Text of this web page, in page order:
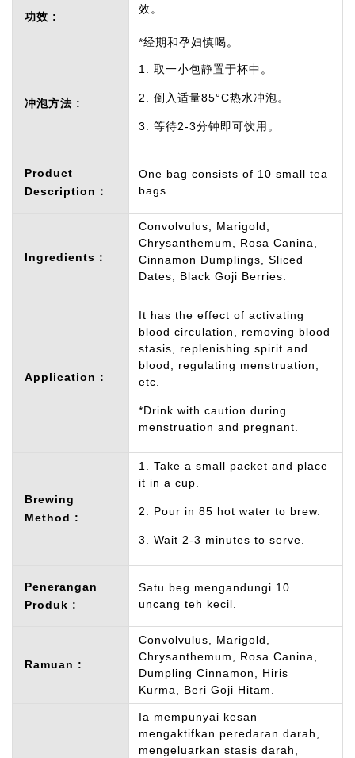
功效 :
效。
*经期和孕妇慎喝。
冲泡方法 :
1. 取一小包静置于杯中。
2. 倒入适量85°C热水冲泡。
3. 等待2-3分钟即可饮用。
Product
Description：
One bag consists of 10 small tea
bags.
Ingredients：
Convolvulus, Marigold,
Chrysanthemum, Rosa Canina,
Cinnamon Dumplings, Sliced
Dates, Black Goji Berries.
Application：
It has the effect of activating
blood circulation, removing blood
stasis, replenishing spirit and
blood, regulating menstruation,
etc.
*Drink with caution during
menstruation and pregnant.
Brewing
Method :
1. Take a small packet and place
it in a cup.
2. Pour in 85 hot water to brew.
3. Wait 2-3 minutes to serve.
Penerangan
Produk :
Satu beg mengandungi 10
uncang teh kecil.
Ramuan :
Convolvulus, Marigold,
Chrysanthemum, Rosa Canina,
Dumpling Cinnamon, Hiris
Kurma, Beri Goji Hitam.
Ia mempunyai kesan
mengaktifkan peredaran darah,
mengeluarkan stasis darah,